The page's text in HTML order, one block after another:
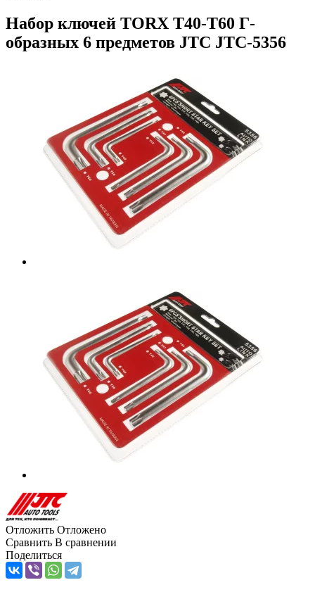
Набор ключей TORX T40-T60 Г-
образных 6 предметов JTC JTC-5356
Отложить Отложено
Сравнить В сравнении
Поделиться